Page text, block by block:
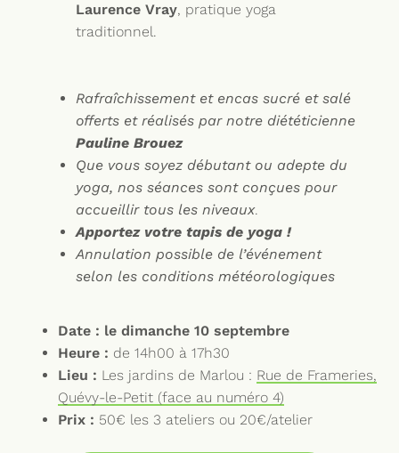
Laurence Vray, pratique yoga
traditionnel.
Rafraîchissement et encas sucré et salé
offerts et réalisés par notre diététicienne
Pauline Brouez
Que vous soyez débutant ou adepte du
yoga, nos séances sont conçues pour
accueillir tous les niveaux.
Apportez votre tapis de yoga !
Annulation possible de l’événement
selon les conditions météorologiques
Date : le dimanche 10 septembre
Heure : de 14h00 à 17h30
Lieu : Les jardins de Marlou : Rue de Frameries,
Quévy-le-Petit (face au numéro 4)
Prix : 50€ les 3 ateliers ou 20€/atelier